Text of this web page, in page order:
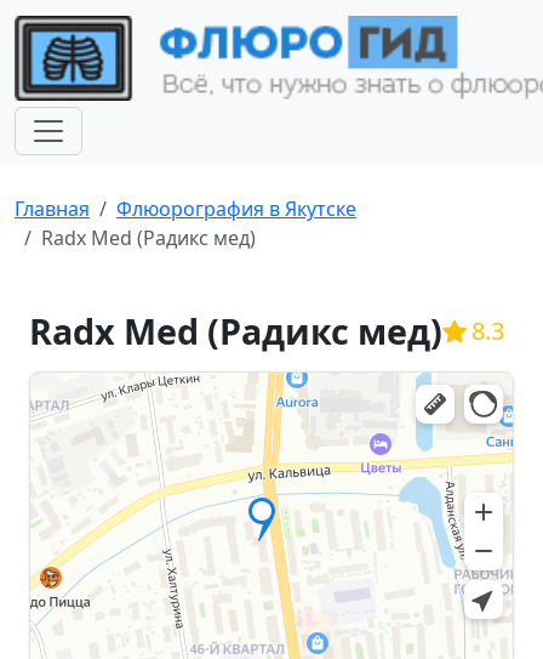
Главная
Флюорография в Якутске
Radx Med (Радикс мед)
Radx Med (Радикс мед) 8.3